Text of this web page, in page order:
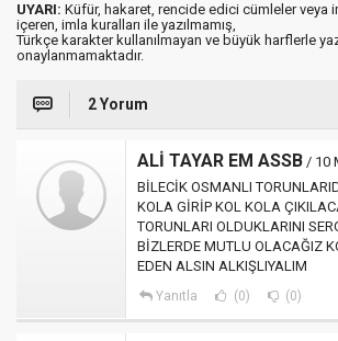
UYARI: Küfür, hakaret, rencide edici cümleler veya
içeren, imla kuralları ile yazılmamış,
Türkçe karakter kullanılmayan ve büyük harflerle
onaylanmamaktadır.
2 Yorum
ALİ TAYAR EM ASSB / 10
BİLECİK OSMANLI
KOLA GİRİP KOL KOLA
TORUNLARI OLDUKLARINI
BİZLERDE MUTLU OLACAĞIZ
EDEN ALSIN ALKIŞLIYALIM
Yanıtla (0) (0)